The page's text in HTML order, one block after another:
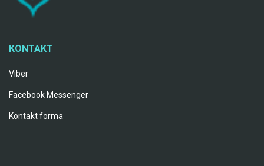
KONTAKT
Viber
Facebook Messenger
Kontakt forma